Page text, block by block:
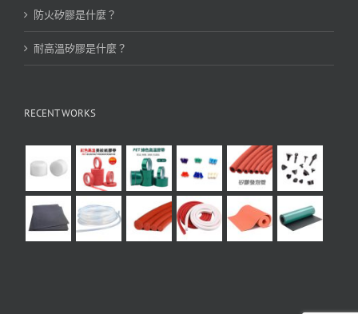
防火矽膠是什麼？
耐高溫矽膠是什麼？
RECENT WORKS